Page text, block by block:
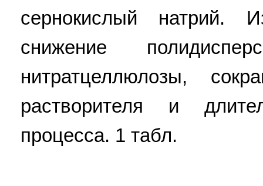
сернокислый натрий.
снижение
нитратцеллюлозы,
растворителя и
процесса. 1 табл.